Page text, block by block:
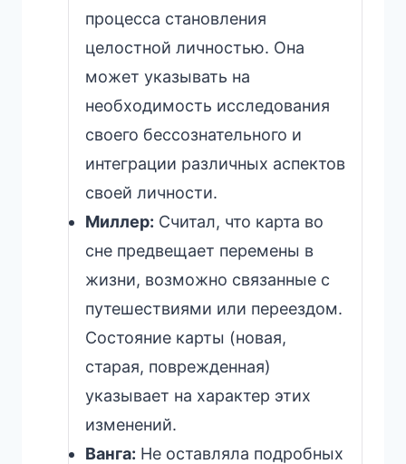
процесса становления
целостной личностью. Она
может указывать на
необходимость исследования
своего бессознательного и
интеграции различных аспектов
своей личности.
Миллер: Считал, что карта во
сне предвещает перемены в
жизни, возможно связанные с
путешествиями или переездом.
Состояние карты (новая,
старая, поврежденная)
указывает на характер этих
изменений.
Ванга: Не оставляла подробных